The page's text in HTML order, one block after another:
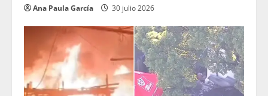
Ana Paula García 30 julio 2026